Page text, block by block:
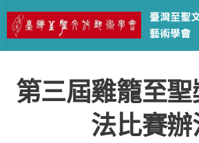
臺灣至聖
藝術學會
第三屆雞籠至
法比賽辦